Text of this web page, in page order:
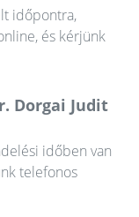
időpontra,
és kérjünk
Dorgai Judit
időben van
telefonos